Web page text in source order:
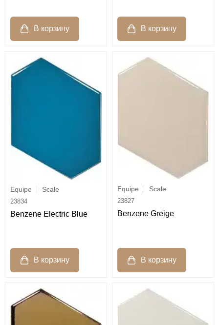
Equipe Scale
23834
Benzene Electric Blue
Equipe Scale
23827
Benzene Greige